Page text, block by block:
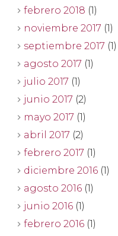
febrero 2018 (1)
noviembre 2017 (1)
septiembre 2017 (1)
agosto 2017 (1)
julio 2017 (1)
junio 2017 (2)
mayo 2017 (1)
abril 2017 (2)
febrero 2017 (1)
diciembre 2016 (1)
agosto 2016 (1)
junio 2016 (1)
febrero 2016 (1)